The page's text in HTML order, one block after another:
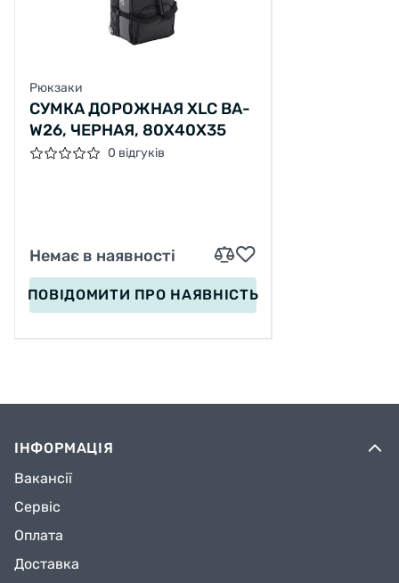
Рюкзаки
СУМКА ДОРОЖНАЯ XLC BA-
W26, ЧЕРНАЯ, 80X40X35
0 відгуків
Немає в наявності
ПОВІДОМИТИ ПРО НАЯВНІСТЬ
ІНФОРМАЦІЯ
Вакансії
Сервіс
Оплата
Доставка